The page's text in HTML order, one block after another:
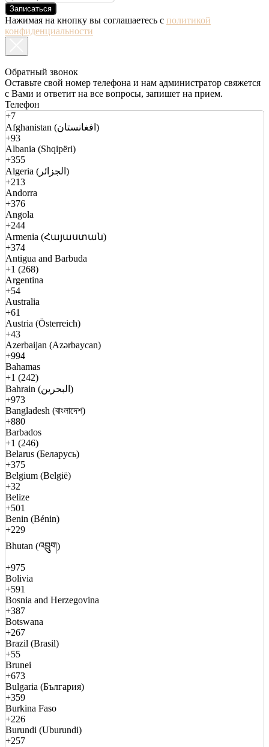
Записаться
Нажимая на кнопку вы соглашаетесь с политикой
конфиденциальности
Обратный звонок
Оставьте свой номер телефона и нам администратор свяжется
с Вами и ответит на все вопросы, запишет на прием.
Телефон
+7
Afghanistan (افغانستان)
+93
Albania (Shqipëri)
+355
Algeria (الجزائر)
+213
Andorra
+376
Angola
+244
Armenia (Հայաստան)
+374
Antigua and Barbuda
+1 (268)
Argentina
+54
Australia
+61
Austria (Österreich)
+43
Azerbaijan (Azərbaycan)
+994
Bahamas
+1 (242)
Bahrain (البحرين)
+973
Bangladesh (বাংলাদেশ)
+880
Barbados
+1 (246)
Belarus (Беларусь)
+375
Belgium (België)
+32
Belize
+501
Benin (Bénin)
+229
Bhutan (འབྲུག)
+975
Bolivia
+591
Bosnia and Herzegovina
+387
Botswana
+267
Brazil (Brasil)
+55
Brunei
+673
Bulgaria (България)
+359
Burkina Faso
+226
Burundi (Uburundi)
+257